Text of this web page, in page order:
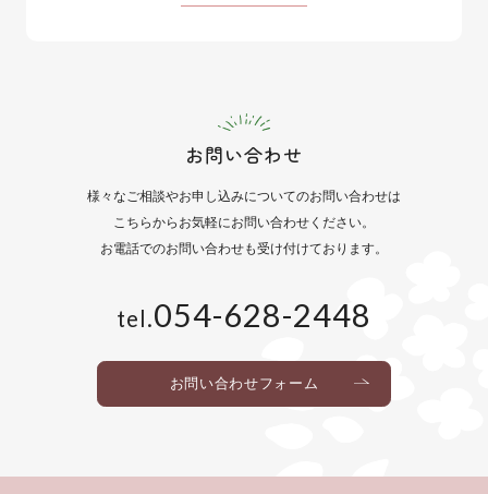
お問い合わせ
様々なご相談やお申し込みについてのお問い合わせは
こちらからお気軽にお問い合わせください。
お電話でのお問い合わせも受け付けております。
tel.054-628-2448
お問い合わせフォーム